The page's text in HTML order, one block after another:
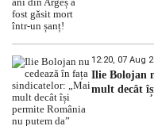
12:20, 07 Aug
Ilie Bolojan
mult decât